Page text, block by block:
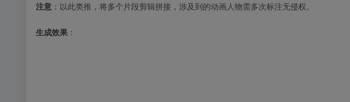
注意 ：以此类推，将多个片段剪辑拼接，涉及到的动画人物需多次标注无侵权。
生成效果 ：